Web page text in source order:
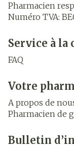
Pharmacien
Numéro TVA:
Service à la
FAQ
Votre
A propos de
Pharmacien de
Bulletin